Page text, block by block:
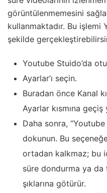
görüntülenmemesini
kullanmaktadır. Bu işlemi
şekilde
Youtube Stuido’da
Ayarlar’ı seçin.
Buradan önce Kanal
Ayarlar kısmına geçiş
Daha sonra,
dokunun. Bu
ortadan kalkmaz; bu
süre dondurma ya da
şıklarına götürür.